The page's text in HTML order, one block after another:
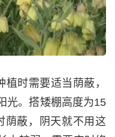
时需要适当荫蔽，
光。搭矮棚高度为15
荫蔽，阴天就不用这